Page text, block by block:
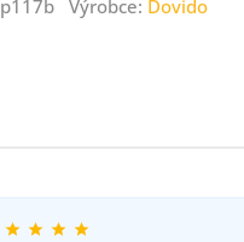
Výrobce: Dovido